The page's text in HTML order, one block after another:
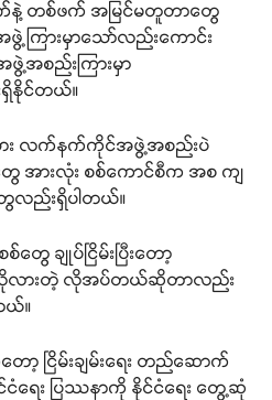
က်နဲ့ တစ်ဖက် အမြင်မတူတာတွေ
ြားမှာသော်လည်းကောင်း
အစည်းကြားမှာ
ရှိနိုင်တယ်။
ား လက်နက်ကိုင်အဖွဲ့အစည်းပဲ
တွေ အားလုံး စစ်ကောင်စီက အစ ကျ
လည်းရှိပါတယ်။
ေ ချုပ်ငြိမ်းပြီးတော့
ေး လိုလားတဲ့ လိုအပ်တယ်ဆိုတာလည်း
ယ်။
ငြိမ်းချမ်းရေး တည်ဆောက်
ေး ပြဿနာကို နိုင်ငံရေး တွေ့ဆုံ